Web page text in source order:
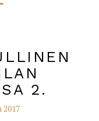
2.
2017